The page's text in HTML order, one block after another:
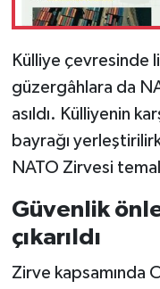
Külliye çevresinde
güzergâhlara da
asıldı. Külliyenin
bayrağı
NATO Zirvesi
Güvenlik
çıkarıldı
Zirve kapsamında